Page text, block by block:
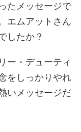
たメッセージで
エムアットさん
したか？
ー・デューティ
をしっかりやれ
いメッセージだ